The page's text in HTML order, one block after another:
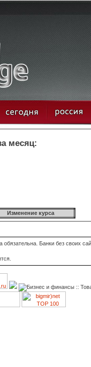
месяц:
Изменение курса
Банки без своих